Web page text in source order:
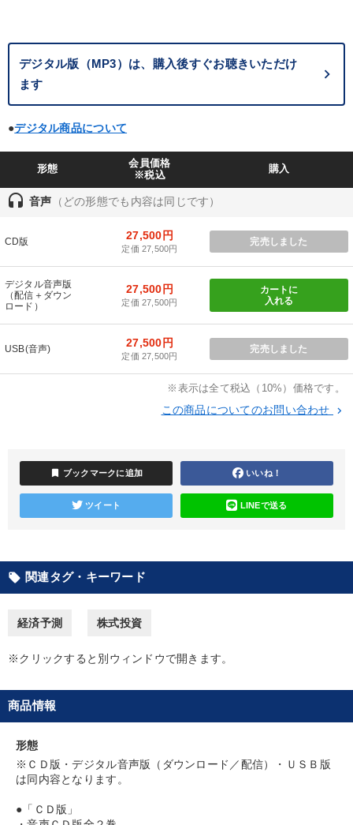
海外の成功事例 いい会社 資産運用
※「更新」を押すと「テーマ」「キーワード」を更新いただけます。
ondemand_video 経営音声・動画を探す refresh 更新する
全国経営者セミナー収録物以外の経営教材（全761タイトル）からお探
しいただけます
147回春季大会 組織・採用・スキル
全国経営者セミナー収録〈売れ筋・人気ランキング〉＆新刊・好
【最新刊】精神科医・和田秀樹の「老いない力」＋健康な社長と
会社をつくる厳選講話
【5月】音声・映像
2025年春季全国経営者セミナー収録講演ＣＤ・講演ＤＶＤ・デジ
タル版（音声／動画ストリーミング・ダウンロード）
2026年夏季全国経営者セミナー収録講演ＣＤ・講演ＤＶＤ・デジ
タル版（音声／動画ストリーミング・ダウンロード）
会社のパフォーマンスを高める講話
新事業・新商品づくり
社長の姿勢を学びたい
販売力を強化したい
デジタル版（MP3）は、購入後すぐお聴きいただけ
ます
●デジタル商品について
形態
会員価格
※税込
購入
headset 音声 （どの形態でも内容は同じです）
CD版 27,500円
定価 27,500円
完売しました
デジタル音声版
（配信＋ダウン
ロード）
27,500円
定価 27,500円
カートに
入れる
USB(音声) 27,500円
定価 27,500円
完売しました
※表示は全て税込（10%）価格です。
この商品についてのお問い合わせ keyboard_arrow_right
bookmark ブックマークに追加 いいね！
ツイート LINEで送る
local_offer 関連タグ・キーワード
経済予測 株式投資
※クリックすると別ウィンドウで開きます。
商品情報
形態
※ＣＤ版・デジタル音声版（ダウンロード／配信）・ＵＳＢ版
は同内容となります。
●「ＣＤ版」